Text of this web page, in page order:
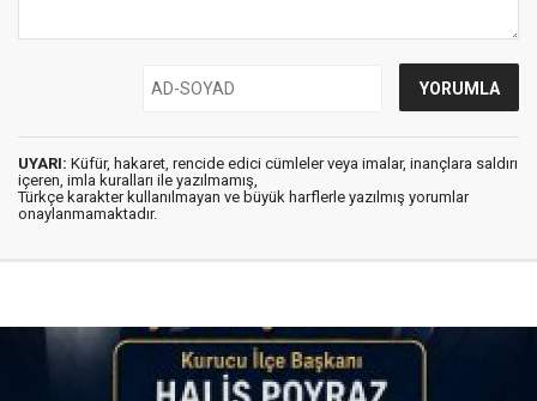
UYARI: Küfür, hakaret, rencide edici cümleler veya imalar, inançlara saldırı
içeren, imla kuralları ile yazılmamış,
Türkçe karakter kullanılmayan ve büyük harflerle yazılmış yorumlar
onaylanmamaktadır.